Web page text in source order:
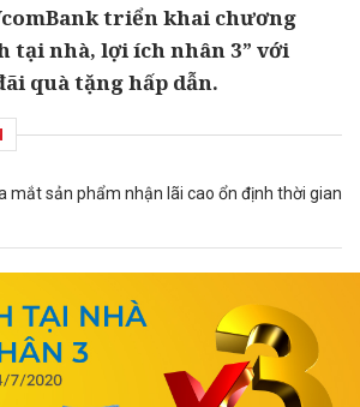
triển khai chương
tại nhà, lợi ích nhân 3” với
quà tặng hấp dẫn.
mắt sản phẩm nhận lãi cao ổn định thời gian